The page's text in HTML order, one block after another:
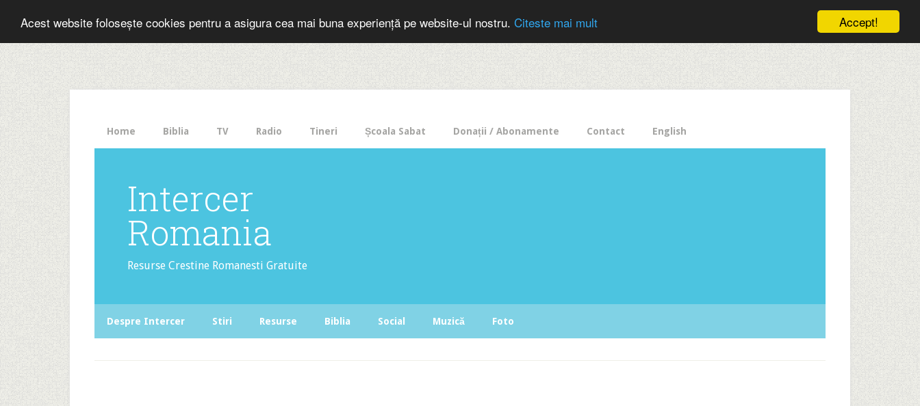
Accept!
Acest website folosește cookies pentru a asigura cea mai buna experiență pe website-ul nostru. Citeste mai mult
The
HelloBar
- a
little
bar
that
gets
noticed!
Home Biblia TV Radio Tineri Școala Sabat Donații / Abonamente Contact English
Intercer
Romania
Resurse Crestine Romanesti Gratuite
Despre Intercer Stiri Resurse Biblia Social Muzică Foto